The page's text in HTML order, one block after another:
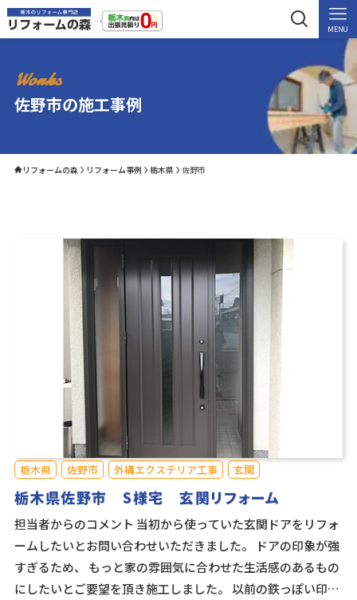
MENU
佐野市の施工事例
Works
リフォームの森 リフォーム事例 栃木県 佐野市
栃木県 佐野市 外構エクステリア工事 玄関
栃木県佐野市 S様宅 玄関リフォーム
担当者からのコメント 当初から使っていた玄関ドアをリフォ
ームしたいとお問い合わせいただきました。 ドアの印象が強
すぎるため、 もっと家の雰囲気に合わせた生活感のあるもの
にしたいとご要望を頂き施工しました。 以前の鉄っぽい印象